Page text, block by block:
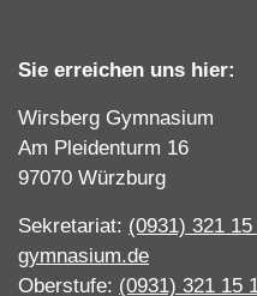
Sie erreichen uns hier:
Wirsberg Gymnasium
Am Pleidenturm 16
97070 Würzburg
Sekretariat: (0931) 321 15
gymnasium.de
Oberstufe: (0931) 321 15